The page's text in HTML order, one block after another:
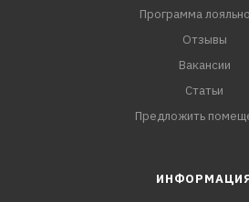
Программа
Отзывы
Вакансии
Статьи
Предложить